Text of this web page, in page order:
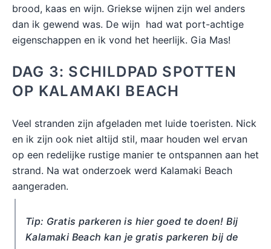
brood, kaas en wijn. Griekse wijnen zijn wel anders
dan ik gewend was. De wijn had wat port-achtige
eigenschappen en ik vond het heerlijk. Gia Mas!
DAG 3: SCHILDPAD SPOTTEN
OP KALAMAKI BEACH
Veel stranden zijn afgeladen met luide toeristen. Nick
en ik zijn ook niet altijd stil, maar houden wel ervan
op een redelijke rustige manier te ontspannen aan het
strand. Na wat onderzoek werd Kalamaki Beach
aangeraden.
Tip: Gratis parkeren is hier goed te doen! Bij
Kalamaki Beach kan je gratis parkeren bij de